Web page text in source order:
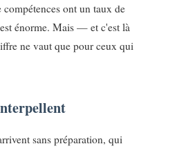
ont un taux de
énorme. Mais — et c'est là
ne vaut que pour ceux qui
sans préparation, qui